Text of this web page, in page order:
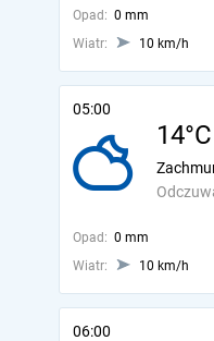
Opad: 0 mm
Wiatr:
10 km/h
05:00
14°C
Opad: 0 mm
Wiatr:
10 km/h
06:00